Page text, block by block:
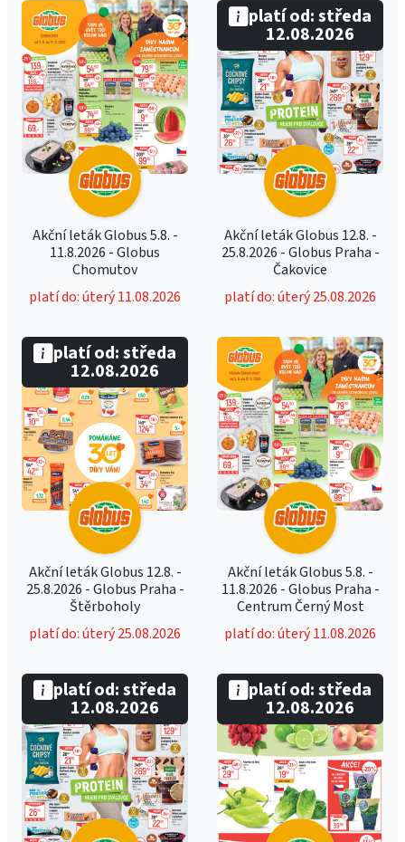
Akční leták Globus 5.8. -
11.8.2026 - Globus
Chomutov
platí do: úterý 11.08.2026
Akční leták Globus 12.8. -
25.8.2026 - Globus Praha -
Čakovice
platí do: úterý 25.08.2026
platí od: středa
12.08.2026
Akční leták Globus 12.8. -
25.8.2026 - Globus Praha -
Štěrboholy
platí do: úterý 25.08.2026
platí od: středa
12.08.2026
Akční leták Globus 5.8. -
11.8.2026 - Globus Praha -
Centrum Černý Most
platí do: úterý 11.08.2026
platí od: středa
12.08.2026
platí od: středa
12.08.2026